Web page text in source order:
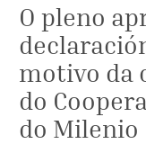
O pleno
motivo da
do
do Milenio